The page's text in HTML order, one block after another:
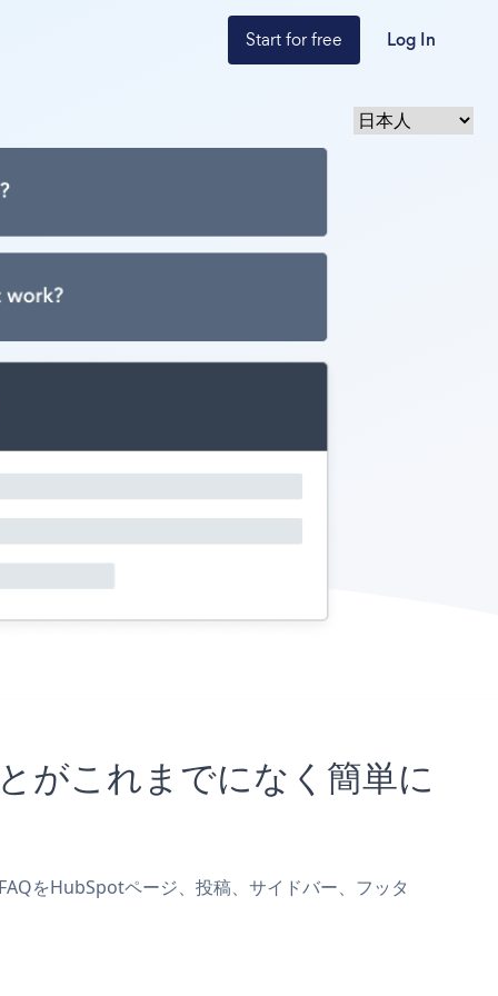
Start for free Log In
これまでになく簡単に
をHubSpotページ、投稿、サイドバー、フッタ